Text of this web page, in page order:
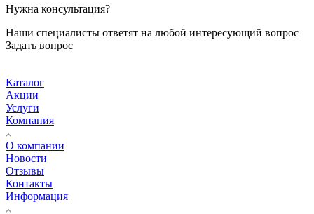
Нужна консультация?
Наши специалисты ответят на любой интересующий вопрос
Задать вопрос
Каталог
Акции
Услуги
Компания
О компании
Новости
Отзывы
Контакты
Информация